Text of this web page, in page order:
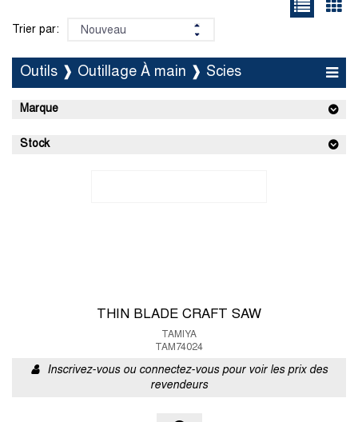
Trier par:
Outils ❱ Outillage À main ❱ Scies
Marque
Stock
THIN BLADE CRAFT SAW
TAMIYA
TAM74024
Inscrivez-vous ou connectez-vous pour voir les prix des
revendeurs